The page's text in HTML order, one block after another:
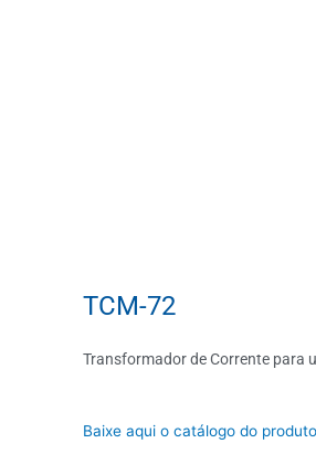
TCM-72
Transformador de Corrente para
Baixe aqui o catálogo do produto